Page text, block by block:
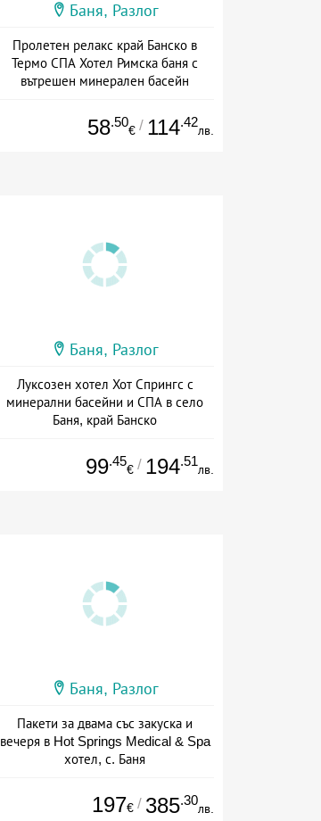
Баня, Разлог
Пролетен релакс край Банско в
Термо СПА Хотел Римска баня с
вътрешен минерален басейн
58.50
€ / 114.42
лв.
Баня, Разлог
Луксозен хотел Хот Спрингс с
минерални басейни и СПА в село
Баня, край Банско
99.45
€ / 194.51
лв.
Баня, Разлог
Пакети за двама със закуска и
вечеря в Hot Springs Medical & Spa
хотел, с. Баня
197€ / 385.30
лв.